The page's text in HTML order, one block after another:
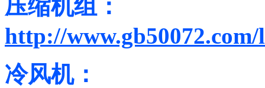
压缩机组：
http://
冷风机：